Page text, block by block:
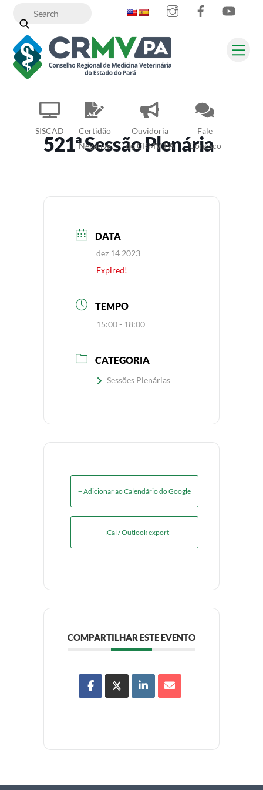
content
SISCAD
Certidão
Negativa
Ouvidoria
do CRMV-PA
Fale
Conosco
InstagramFacebook
521ª Sessão Plenária
DATA
dez 14 2023
Expired!
TEMPO
15:00 - 18:00
CATEGORIA
Sessões Plenárias
+ Adicionar ao Calendário do Google
+ iCal / Outlook export
COMPARTILHAR ESTE EVENTO